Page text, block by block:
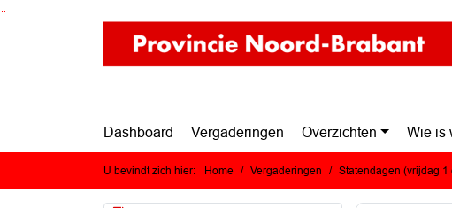
Ga naar de inhoud van deze pagina
Ga naar het zoeken
Ga naar het menu
Dashboard Vergaderingen Overzichten Wie is
U bevindt zich hier: Home Vergaderingen Statendagen (vrijdag 1